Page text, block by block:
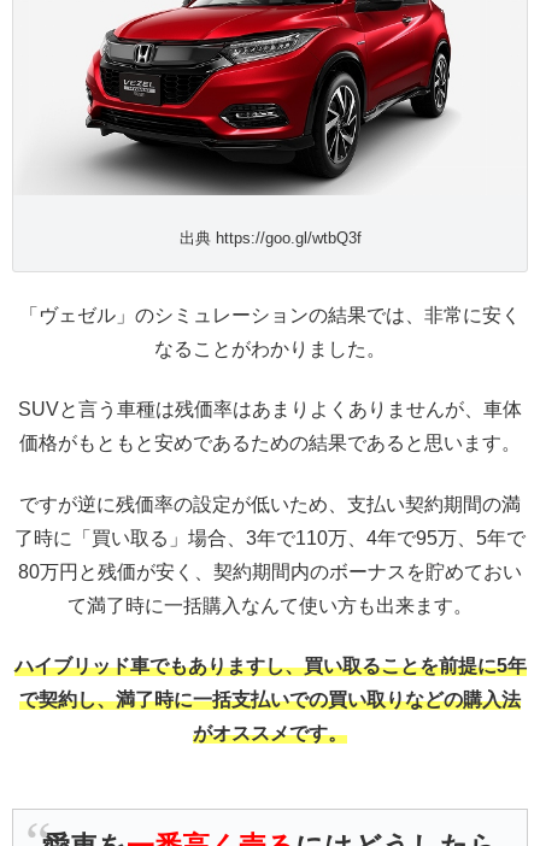
出典 https://goo.gl/wtbQ3f
「ヴェゼル」のシミュレーションの結果では、非常に安く
なることがわかりました。
SUVと言う車種は残価率はあまりよくありませんが、車体
価格がもともと安めであるための結果であると思います。
ですが逆に残価率の設定が低いため、支払い契約期間の満
了時に「買い取る」場合、3年で110万、4年で95万、5年で
80万円と残価が安く、契約期間内のボーナスを貯めておい
て満了時に一括購入なんて使い方も出来ます。
ハイブリッド車でもありますし、買い取ることを前提に5年
で契約し、満了時に一括支払いでの買い取りなどの購入法
がオススメです。